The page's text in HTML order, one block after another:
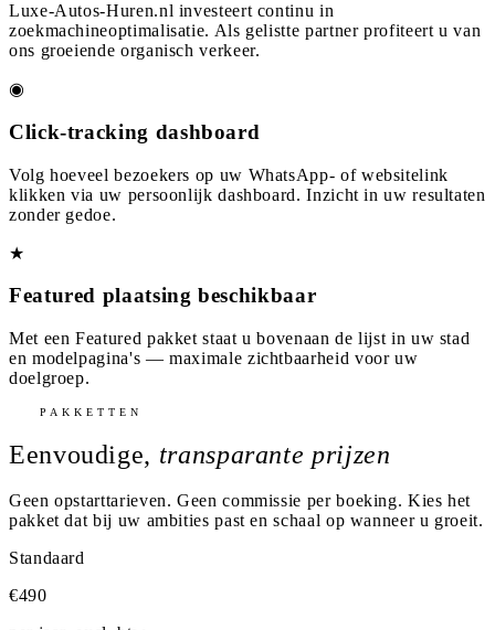
Luxe-Autos-Huren.nl investeert continu in
zoekmachineoptimalisatie. Als gelistte partner profiteert u van
ons groeiende organisch verkeer.
◉
Click-tracking dashboard
Volg hoeveel bezoekers op uw WhatsApp- of websitelink
klikken via uw persoonlijk dashboard. Inzicht in uw resultaten
zonder gedoe.
★
Featured plaatsing beschikbaar
Met een Featured pakket staat u bovenaan de lijst in uw stad
en modelpagina's — maximale zichtbaarheid voor uw
doelgroep.
PAKKETTEN
Eenvoudige, transparante prijzen
Geen opstarttarieven. Geen commissie per boeking. Kies het
pakket dat bij uw ambities past en schaal op wanneer u groeit.
Standaard
€490